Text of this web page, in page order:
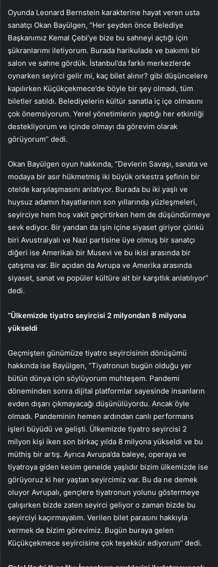
Oyunda Leonard Bernstein karakterine hayat veren usta
sanatçı Okan Bayülgen, ‘’Her şeyden önce Belediye
Başkanımız Kemal Çebi’ye bize bu sahneyi açtığı için
şükranlarımı iletiyorum. Burada harikulade ve bakımlı bir
salon ve sahne gördük. İstanbul’da farklı merkezlerde
oynarken seyirci gelir mi, kaç bilet alınır? gibi düşüncelere
kapılırken Küçükçekmece’de böyle bir şey olmadı, tüm
biletler satıldı. Belediyelerin kültür sanatla iç içe olmasını
çok önemsiyorum. Yerel yönetimlerin yaptığı her etkinliği
destekliyorum ve içinde olmayı da görevim olarak
görüyorum’’ dedi.
Okan Bayülgen oyun hakkında, ‘’Devlerin Savaşı, sanata ve
modaya bir asır hükmetmiş iki büyük orkestra şefinin bir
otelde karşılaşmasını anlatıyor. Burada bu iki yaşlı ve
huysuz adamın hayatlarının son yıllarında yüzleşmeleri,
seyirciye hem hoş vakit geçirtirken hem de düşündürmeye
sevk ediyor. Bir yandan da işin içine siyaset giriyor çünkü
biri Avustralyalı ve Nazi partisine üye olmuş bir sanatçı
diğeri ise Amerikalı bir Musevi ve bu ikisi arasında bir
çatışma var. Bir açıdan da Avrupa ve Amerika arasında
siyaset, sanat ve popüler kültüre ait bir karşıtlık anlatılıyor’’
dedi.
‘’Ülkemizde tiyatro seyircisi 2 milyondan 8 milyona
yükseldi
Geçmişten günümüze tiyatro seyircisinin dönüşümü
hakkında ise Bayülgen, ‘’Tiyatronun bugün olduğu yer
bütün dünya için söylüyorum muhteşem. Pandemi
döneminden sonra dijital platformlar sayesinde insanların
evden dışarı çıkmayacağı düşünülüyordu. Ancak öyle
olmadı. Pandeminin hemen ardından canlı performans
işleri büyüdü ve gelişti. Ülkemizde tiyatro seyircisi 2
milyon kişi iken son birkaç yılda 8 milyona yükseldi ve bu
müthiş bir artış. Ayrıca Avrupa’da baleye, operaya ve
tiyatroya giden kesim genelde yaşlıdır bizim ülkemizde ise
görüyoruz ki her yaştan seyircimiz var. Bu da ne demek
oluyor Avrupalı, gençlere tiyatronun yolunu göstermeye
çalışırken bizde zaten seyirci geliyor o zaman bizde bu
seyirciyi kaçırmayalım. Verilen bilet parasını hakkıyla
vermek de bizim görevimiz. Bugün buraya gelen
Küçükçekmece seyircisine çok teşekkür ediyorum’’ dedi.